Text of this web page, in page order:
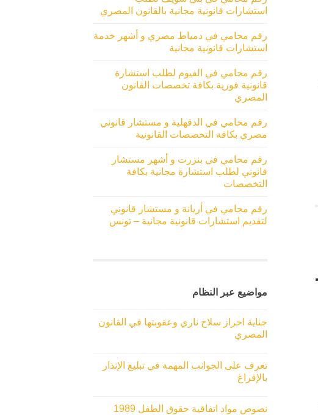
استشارات قانونية مجانية بالقانون المصري
رقم محامي في دمياط مصري و أشهر خدمة
استشارات قانونية مجانية
رقم محامي في الفيوم لطلب استشارة
قانونية فورية بكافة تخصصات القانون
المصري
رقم محامي في الدقهلية و مستشار قانوني
مصري بكافة التخصصات القانونية
رقم محامي في بنزرت و أشهر مستشار
قانوني لطلب استشارة مجانية بكافة
التخصصات
رقم محامي في أريانة و مستشار قانوني
لتقديم استشارات قانونية مجانية – تونس
مواضيع عبر النظام
جناية احراز سلاح ناري وعقوبتها في القانون
المصري
تعرف على الجوانب المهمة في تبليغ الإنذار
بالإفراغ
نصوص مواد اتفاقية حقوق الطفل 1989